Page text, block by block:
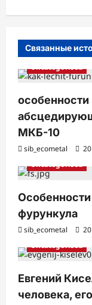
и
Связанные
Uncategorised
особенности
МКБ-10
sib_ecometal
Uncategorised
фурункула
sib_ecometal
Uncategorised
Евгений
человека,